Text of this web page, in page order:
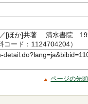
／[ほか]共著 清水書院
ード：1124704204）
ページの先